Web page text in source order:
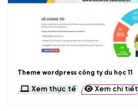
Theme wordpress công ty du học 11
Xem thực tế Xem chi tiết